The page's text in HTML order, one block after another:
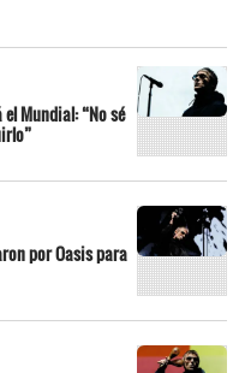
Mundial: “No sé
por Oasis para